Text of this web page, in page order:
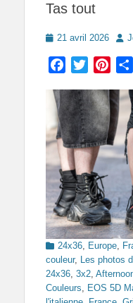
Tas tout
Posted
21 avril 2026
Facebook
Twitter
Categories
24x36, Europe,
couleur, Les photos
24x36, 3x2,
Couleurs, EOS 5D